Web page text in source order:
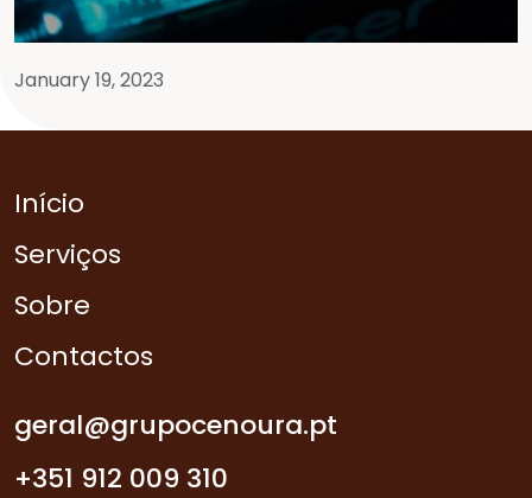
January 19, 2023
Início
Serviços
Sobre
Contactos
geral@grupocenoura.pt
+351 912 009 310